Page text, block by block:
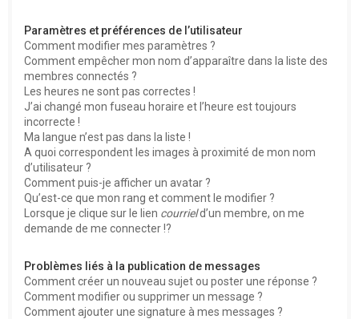
Paramètres et préférences de l’utilisateur
Comment modifier mes paramètres ?
Comment empêcher mon nom d’apparaître dans la liste des
membres connectés ?
Les heures ne sont pas correctes !
J’ai changé mon fuseau horaire et l’heure est toujours
incorrecte !
Ma langue n’est pas dans la liste !
A quoi correspondent les images à proximité de mon nom
d’utilisateur ?
Comment puis-je afficher un avatar ?
Qu’est-ce que mon rang et comment le modifier ?
Lorsque je clique sur le lien courrield’un membre, on me
demande de me connecter !?
Problèmes liés à la publication de messages
Comment créer un nouveau sujet ou poster une réponse ?
Comment modifier ou supprimer un message ?
Comment ajouter une signature à mes messages ?